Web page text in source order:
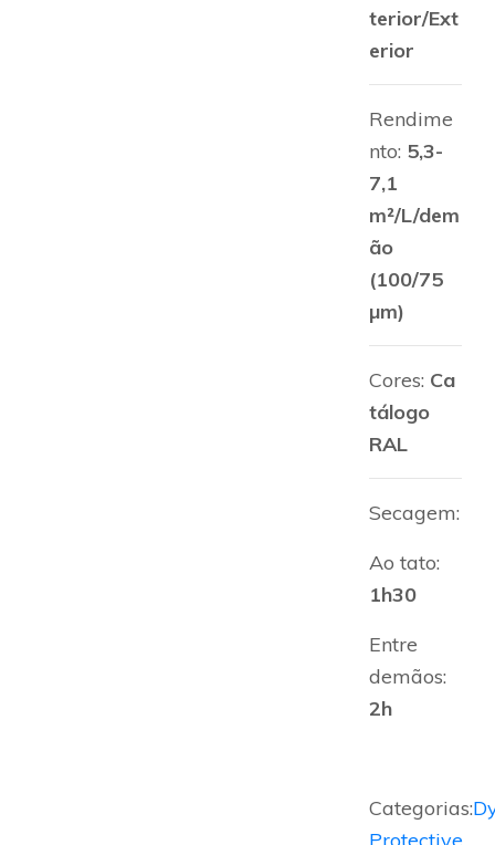
terior/Ext
erior
Rendime
nto: 5,3-
7,1
m²/L/dem
ão
(100/75
µm)
Cores: Ca
tálogo
RAL
Secagem:
Ao tato:
1h30
Entre
demãos:
2h
Categorias: